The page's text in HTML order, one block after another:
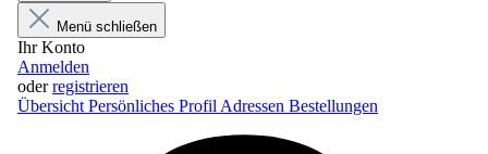
Menü schließen
Ihr Konto
Anmelden
oderregistrieren
Übersicht Persönliches Profil Adressen Bestellungen